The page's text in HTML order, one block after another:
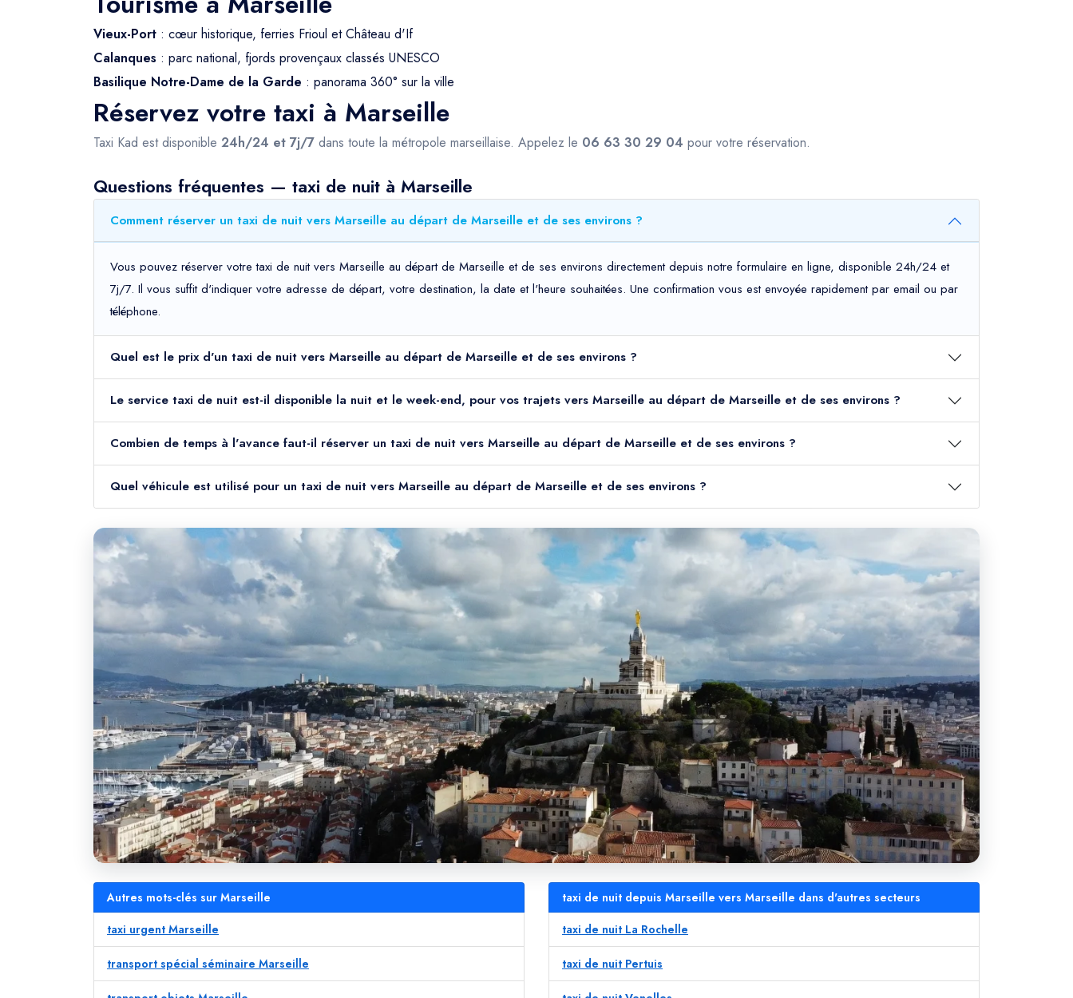
Vieux-Port : cœur historique, ferries Frioul et Château d'If
Calanques : parc national, fjords provençaux classés UNESCO
Basilique Notre-Dame de la Garde : panorama 360° sur la ville
Réservez votre taxi à Marseille
Taxi Kad est disponible 24h/24 et 7j/7 dans toute la métropole marseillaise. Appelez le 06 63 30 29 04 pour votre réservation.
Questions fréquentes — taxi de nuit à Marseille
Comment réserver un taxi de nuit vers Marseille au départ de Marseille et de ses environs ?
Vous pouvez réserver votre taxi de nuit vers Marseille au départ de Marseille et de ses environs directement depuis notre formulaire en ligne, disponible 24h/24 et
7j/7. Il vous suffit d'indiquer votre adresse de départ, votre destination, la date et l'heure souhaitées. Une confirmation vous est envoyée rapidement par email ou par
téléphone.
Quel est le prix d'un taxi de nuit vers Marseille au départ de Marseille et de ses environs ?
Le service taxi de nuit est-il disponible la nuit et le week-end, pour vos trajets vers Marseille au départ de Marseille et de ses environs ?
Combien de temps à l'avance faut-il réserver un taxi de nuit vers Marseille au départ de Marseille et de ses environs ?
Quel véhicule est utilisé pour un taxi de nuit vers Marseille au départ de Marseille et de ses environs ?
Autres mots-clés sur Marseille
taxi urgent Marseille
transport spécial séminaire Marseille
taxi de nuit depuis Marseille vers Marseille dans d'autres secteurs
taxi de nuit La Rochelle
taxi de nuit Pertuis